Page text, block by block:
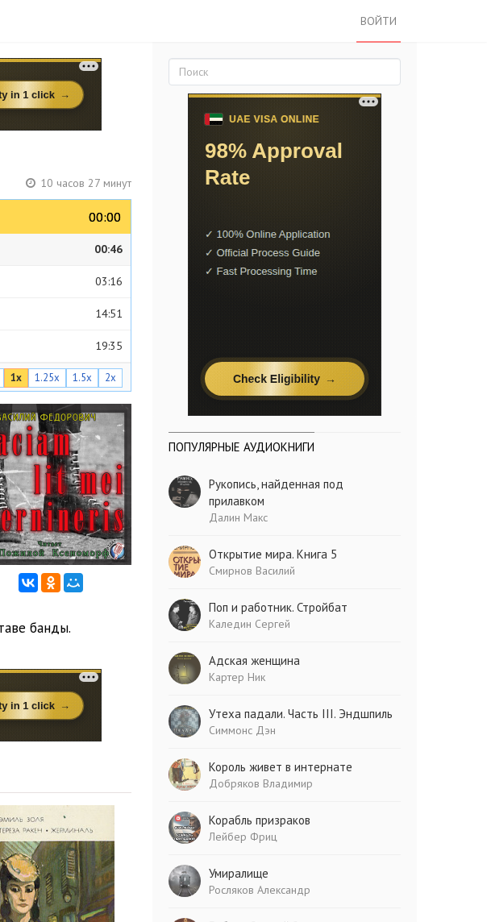
ВОЙТИ
10 часов 27 минут
00:00
00:00
00:46
03:16
14:51
19:35
20:10
18:35
21:01
17:22
19:39
20:35
23:24
20:20
19:53
24:13
1x 1.25x 1.5x 2x
банды.
ПОПУЛЯРНЫЕ АУДИОКНИГИ
Рукопись, найденная под
прилавком
Далин Макс
Открытие мира. Книга 5
Смирнов Василий
Поп и работник. Стройбат
Каледин Сергей
Адская женщина
Картер Ник
Утеха падали. Часть III. Эндшпиль
Симмонс Дэн
Король живет в интернате
Добряков Владимир
Корабль призраков
Лейбер Фриц
Умиралище
Росляков Александр